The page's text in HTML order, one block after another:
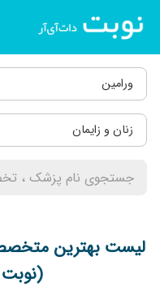
ورامین
زنان و زایمان
لیست بهترین